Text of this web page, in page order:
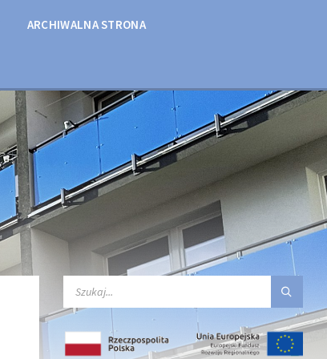
ARCHIWALNA STRONA